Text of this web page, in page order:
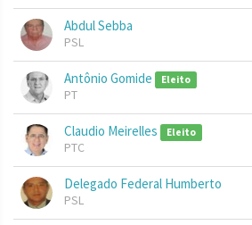
Abdul Sebba
PSL
Antônio Gomide Eleito
PT
Claudio Meirelles Eleito
PTC
Delegado Federal Humberto
PSL